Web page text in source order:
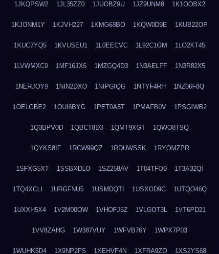
1JKQPSW2 1JL35ZZ0 1JUOBZ9U 1JZ9UNM8 1K1OOBX2
1KJONM1Y 1KJVH227 1KMG68BO 1KQW0D9E 1KUB22OP
1KUC7YQ5 1KVUSEU1 1L0EECVC 1L92C1GM 1LO2KT45
1LVWMXC9 1MF16JX6 1MZGQ4D3 1N3AELFF 1N3R82X5
1NERJOY9 1NIN2DXO 1NIPGIQG 1NTYF4RH 1NZ06F8Q
1OELGBE2 1OUI6BYG 1PET0A5T 1PMAFB0V 1PSGIWB2
1Q3BPV0D 1QBCT8D3 1QMT9XGT 1QWO8TSQ
1QYKS8IF 1RCW99QZ 1RDUWSSK 1RYOMZPR
1SFXG5XT 1SSBXDLO 1SZ258AV 1T04TFO9 1T3A32QI
1TQ4XCLI 1URGFNU5 1USMDQTI 1USXOD9C 1UTQO46Q
1UXXH5X4 1V2M00OW 1VHOFJ5Z 1VLGOT3L 1VT6PD21
1VV8ZAHG 1W387VUY 1WFVB76Y 1WPX7P03
1WUHK6D4 1X9NP2FS 1XEHVF4N 1XFRA9ZO 1XS2YS68